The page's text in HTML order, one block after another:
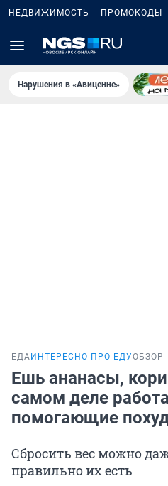
НЕДВИЖИМОСТЬ ПРОМОКОДЫ
Нарушения в «Авиценне»
ЕДА ИНТЕРЕСНО ПРО ЕДУОБЗОР
Ешь ананасы,
самом деле
помогающие
Сбросить вес можно
правильно их есть